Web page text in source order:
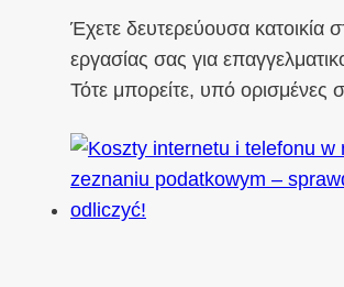
Έχετε δευτερεύουσα κατοικία
εργασίας σας για
Τότε μπορείτε, υπό ορισμένες